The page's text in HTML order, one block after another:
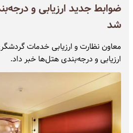
ضوابط جدید ارزیابی و
شد
معاون نظارت و ارزیابی خدمات
ارزیابی و درجه‌بندی هتل‌ها خبر داد.